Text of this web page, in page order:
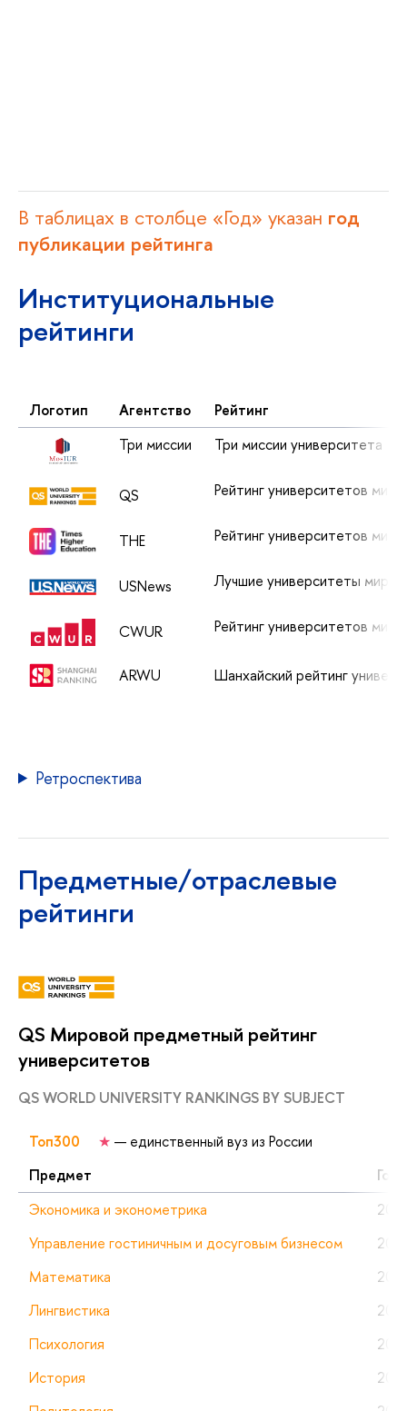
В таблицах в столбце «Год» указан год
публикации рейтинга
Институциональные
рейтинги
Логотип Агентство
Рейтинг
Три миссии
Три миссии университета
QS Рейтинг университетов мира
THE Рейтинг университетов мира
USNews Лучшие университеты мира
CWUR Рейтинг университетов мира
ARWU Шанхайский рейтинг
Ретроспектива
Предметные/отраслевые
рейтинги
QS Мировой предметный рейтинг
университетов
QS WORLD UNIVERSITY RANKINGS BY SUBJECT
Топ300 ★ — единственный вуз из России
Предмет
Год
Экономика и эконометрика
Управление гостиничным и досуговым бизнесом
Математика
Лингвистика
Психология
История